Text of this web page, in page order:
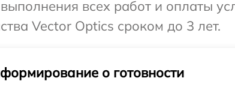
всех работ и оплаты
Vector Optics сроком до 3 лет.
о готовности